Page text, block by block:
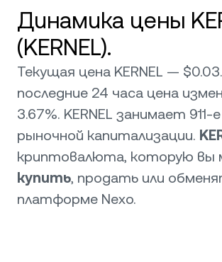
Динамика цены
(KERNEL).
Текущая цена KERNEL —
последние 24 часа цена
3.67%. KERNEL занимает
рыночной капитализации.
криптовалюта, которую
купить, продать или
платформе Nexo.